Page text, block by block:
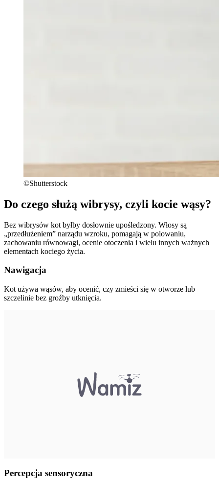
©Shutterstock
Do czego służą wibrysy, czyli kocie wąsy?
Bez wibrysów kot byłby dosłownie upośledzony. Włosy są
„przedłużeniem” narządu wzroku, pomagają w polowaniu,
zachowaniu równowagi, ocenie otoczenia i wielu innych ważnych
elementach kociego życia.
Nawigacja
Kot używa wąsów, aby ocenić, czy zmieści się w otworze lub
szczelinie bez groźby utknięcia.
Percepcja sensoryczna